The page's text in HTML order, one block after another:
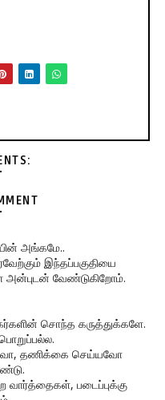
அங்கமே..
இந்தப்பகுதியை
வேண்டுகிறோம்.
சொந்த கருத்துக்களே.
தணிக்கை செய்யவோ
வார்த்தைகள், படைப்புக்கு